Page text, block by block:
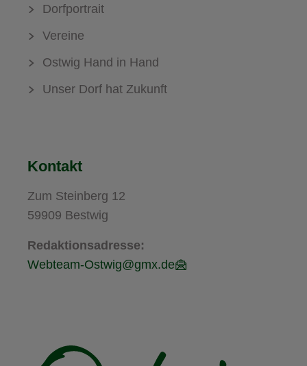
Dorfportrait
Vereine
Ostwig Hand in Hand
Unser Dorf hat Zukunft
Kontakt
Zum Steinberg 12
59909 Bestwig
Redaktionsadresse:
Webteam-Ostwig@gmx.de